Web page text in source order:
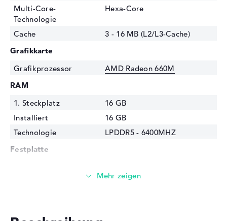
Multi-Core-
Technologie
Hexa-Core
Cache
3 - 16 MB (L2/L3-Cache)
Grafikkarte
Grafikprozessor
AMD Radeon 660M
RAM
1. Steckplatz
16 GB
Installiert
16 GB
Technologie
LPDDR5 - 6400MHZ
Festplatte
Laufwerks-Typ